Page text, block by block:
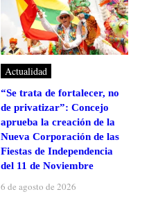
Actualidad
“Se trata de fortalecer, no
de privatizar”: Concejo
aprueba la creación de la
Nueva Corporación de las
Fiestas de Independencia
del 11 de Noviembre
6 de agosto de 2026